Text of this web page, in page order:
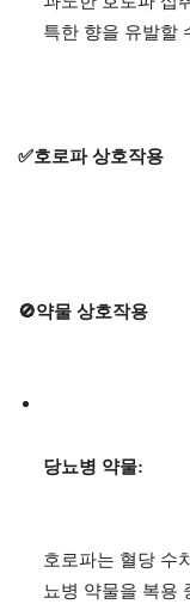
특한 향을 유발할
✅호로파 상호작용
🚫약물 상호작용
당뇨병 약물:
호로파는 혈당 수
뇨병 약물을 복용